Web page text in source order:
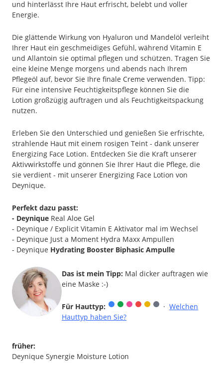
und hinterlässt Ihre Haut erfrischt, belebt und voller
Energie.
Die glättende Wirkung von Hyaluron und Mandelöl verleiht
Ihrer Haut ein geschmeidiges Gefühl, während Vitamin E
und Allantoin sie optimal pflegen und schützen. Tragen Sie
eine kleine Menge morgens und abends nach Ihrem
Pflegeöl auf, bevor Sie Ihre finale Creme verwenden. Tipp:
Für eine intensive Feuchtigkeitspflege können Sie die
Lotion großzügig auftragen und als Feuchtigkeitspackung
nutzen.
Erleben Sie den Unterschied und genießen Sie erfrischte,
strahlende Haut mit einem rosigen Teint - dank unserer
Energizing Face Lotion. Entdecken Sie die Kraft unserer
Aktivwirkstoffe und gönnen Sie Ihrer Haut die Pflege, die
sie verdient - mit unserer Energizing Face Lotion von
Deynique.
Perfekt dazu passt:
- Deynique Real Aloe Gel
- Deynique / Explicit Vitamin E Aktivator mal im Wechsel
- Deynique Just a Moment Hydra Maxx Ampullen
- Deynique Hydrating Booster Biphasic Ampulle
Das ist mein Tipp: Mal dicker auftragen wie
eine Maske :-)
Für Hauttyp: · Welchen
Hauttyp haben Sie?
früher:
Deynique Synergie Moisture Lotion